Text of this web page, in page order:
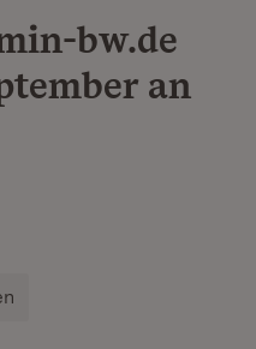
bw.de
an